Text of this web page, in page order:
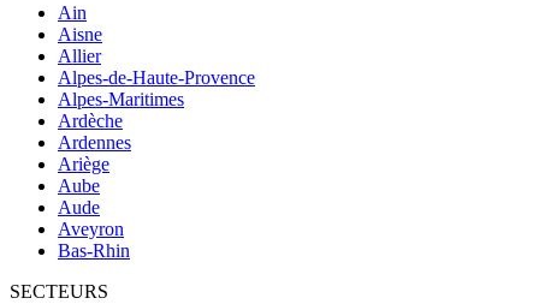
Ain
Aisne
Allier
Alpes-de-Haute-Provence
Alpes-Maritimes
Ardèche
Ardennes
Ariège
Aube
Aude
Aveyron
Bas-Rhin
SECTEURS